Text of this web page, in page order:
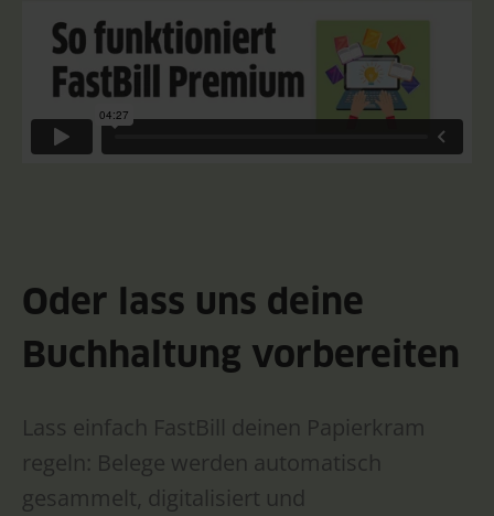
Oder lass uns deine
Buchhaltung vorbereiten
Lass einfach FastBill deinen Papierkram
regeln: Belege werden automatisch
gesammelt, digitalisiert und